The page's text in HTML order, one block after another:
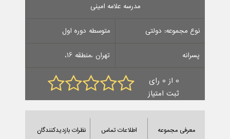
مدرسه علامه امینی
نوع مجموعه: دولتی متوسطه دوره اول
پسرانه تهران ،منطقه 16،
0 از 0 رای
ثبت امتیاز
معرفی مجموعه اطلاعات تماس نظرات بازدیدکنندگان